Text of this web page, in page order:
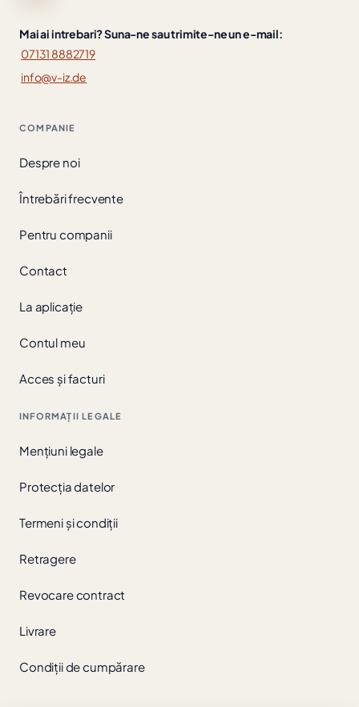
Mai ai intrebari? Suna-ne sau trimite-ne un e-mail:
07131 8882719
info@v-iz.de
COMPANIE
Despre noi
Întrebări frecvente
Pentru companii
Contact
La aplicație
Contul meu
Acces și facturi
INFORMAȚII LEGALE
Mențiuni legale
Protecția datelor
Termeni și condiții
Retragere
Revocare contract
Livrare
Condiții de cumpărare